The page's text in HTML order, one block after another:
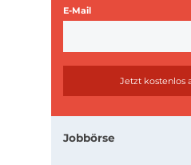
E-Mail
Jobbörse